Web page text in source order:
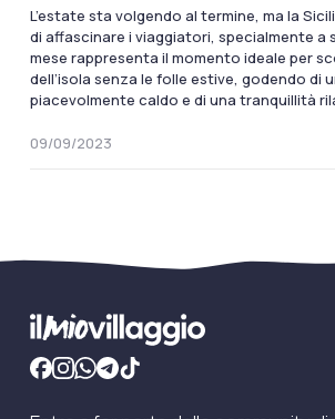
L’estate sta volgendo al termine, ma la
di affascinare i viaggiatori, specialmente a
mese rappresenta il momento ideale per
dell’isola senza le folle estive, godendo di
piacevolmente caldo e di una tranquillità
09/09/2023